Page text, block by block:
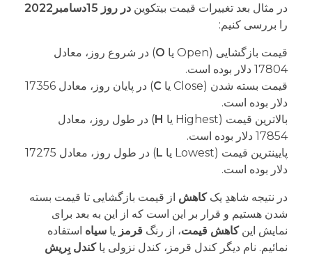
در مثال بعد تغییرات قیمت بیتکوین در روز 15دسامبر2022
را بررسی کنیم:
قیمت بازگشایی (Open یا O) در شروع روز، معادل
17804 دلار بوده است.
قیمت بسته شدن (Close یا
C
) در پایان روز، معادل 17356
دلار بوده است.
بالاترین قیمت (Highest یا
H) در طول روز، معادل
17854 دلار بوده است.
پایینترین قیمت (Lowest یا
L
) در طول روز، معادل 17275
دلار بوده است.
در نتیجه شاهدِ یککاهش از قیمت بازگشایی تا قیمت بسته
شدن هستیم و قرار بر این است که از این به بعد برای
نمایش اینکاهش قیمت، از رنگ قرمز یا سیاه استفاده
نمائیم. نام دیگر کندل قرمز، کندل نزولی یاکندل بِریش